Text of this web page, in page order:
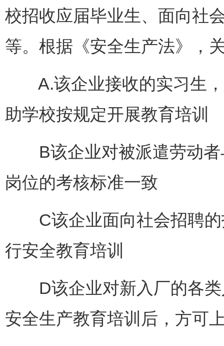
校招收应届毕业生、面向社
等。根据《安全生产法》，
A.该企业接收的实习生，
助学校按规定开展教育培训
B该企业对被派遣劳动者
岗位的考核标准一致
C该企业面向社会招聘的
行安全教育培训
D该企业对新入厂的各类
安全生产教育培训后，方可